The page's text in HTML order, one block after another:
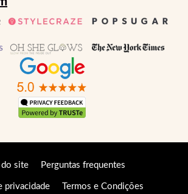
do site Perguntas frequentes
privacidade Termos e Condições